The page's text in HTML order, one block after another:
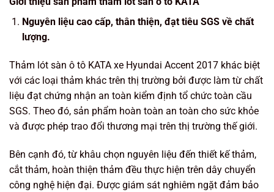
Nguyên liệu cao cấp, thân thiện, đạt tiêu SGS về chất
lượng.
Thảm lót sàn ô tô KATA xe Hyundai Accent 2017 khác biệt
với các loại thảm khác trên thị trường bởi được làm từ chất
liệu đạt chứng nhận an toàn kiểm định tổ chức toàn cầu
SGS. Theo đó, sản phẩm hoàn toàn an toàn cho sức khỏe
và được phép trao đổi thương mại trên thị trường thế giới.
Bên cạnh đó, từ khâu chọn nguyên liệu đến thiết kế thảm,
cắt thảm, hoàn thiện thảm đều thực hiện trên dây chuyển
công nghệ hiện đại. Được giám sát nghiêm ngặt đảm bảo